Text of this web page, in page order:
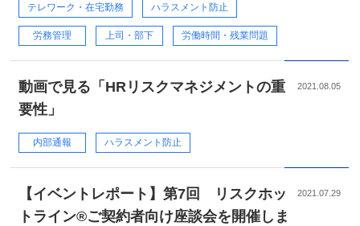
テレワーク・在宅勤務 ハラスメント防止
労務管理 上司・部下 労働時間・残業問題
動画で見る「HRリスクマネジメントの重
要性」
内部通報 ハラスメント防止
2021.08.05
【イベントレポート】第7回 リスクホッ
トライン®ご契約者向け座談会を開催しま
2021.07.29